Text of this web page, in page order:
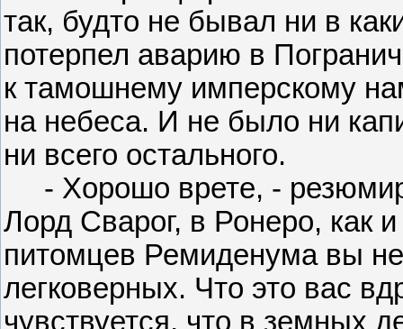
так, будто не бывал ни в
потерпел аварию в
к тамошнему имперскому
на небеса. И не было ни
ни всего остального.
- Хорошо врете, -
Лорд Сварог, в Ронеро, как
питомцев Ремиденума вы
легковерных. Что это вас
чувствуется, что в земных